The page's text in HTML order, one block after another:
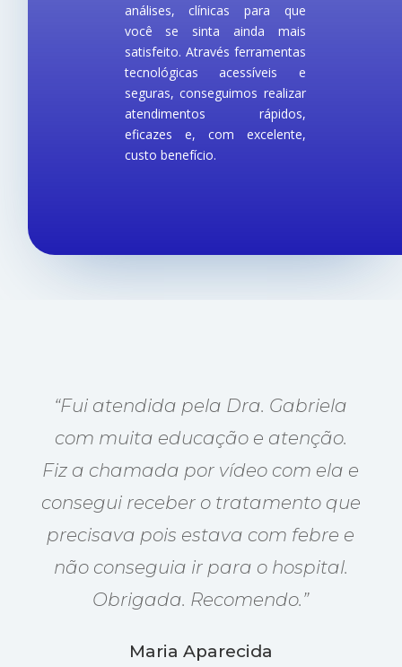
análises, clínicas para que
você se sinta ainda mais
satisfeito. Através ferramentas
tecnológicas acessíveis e
seguras, conseguimos realizar
atendimentos rápidos,
eficazes e, com excelente,
custo benefício.
“Fui atendida pela Dra. Gabriela
com muita educação e atenção.
Fiz a chamada por vídeo com ela e
consegui receber o tratamento que
precisava pois estava com febre e
não conseguia ir para o hospital.
Obrigada. Recomendo.”
Maria Aparecida